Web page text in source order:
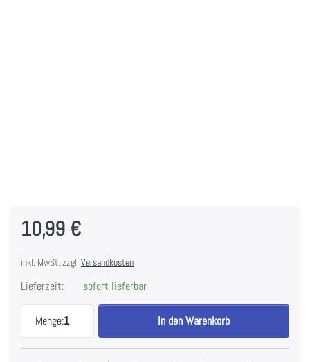
10,99 €
inkl. MwSt. zzgl. Versandkosten
Lieferzeit: sofort lieferbar
Menge:1
Ciao Bella - CLEAR STAMP SET 6"X8" ROMANTIC
In den Warenkorb